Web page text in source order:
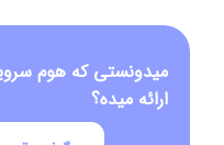
میدونستی که هوم
ارائه میده؟